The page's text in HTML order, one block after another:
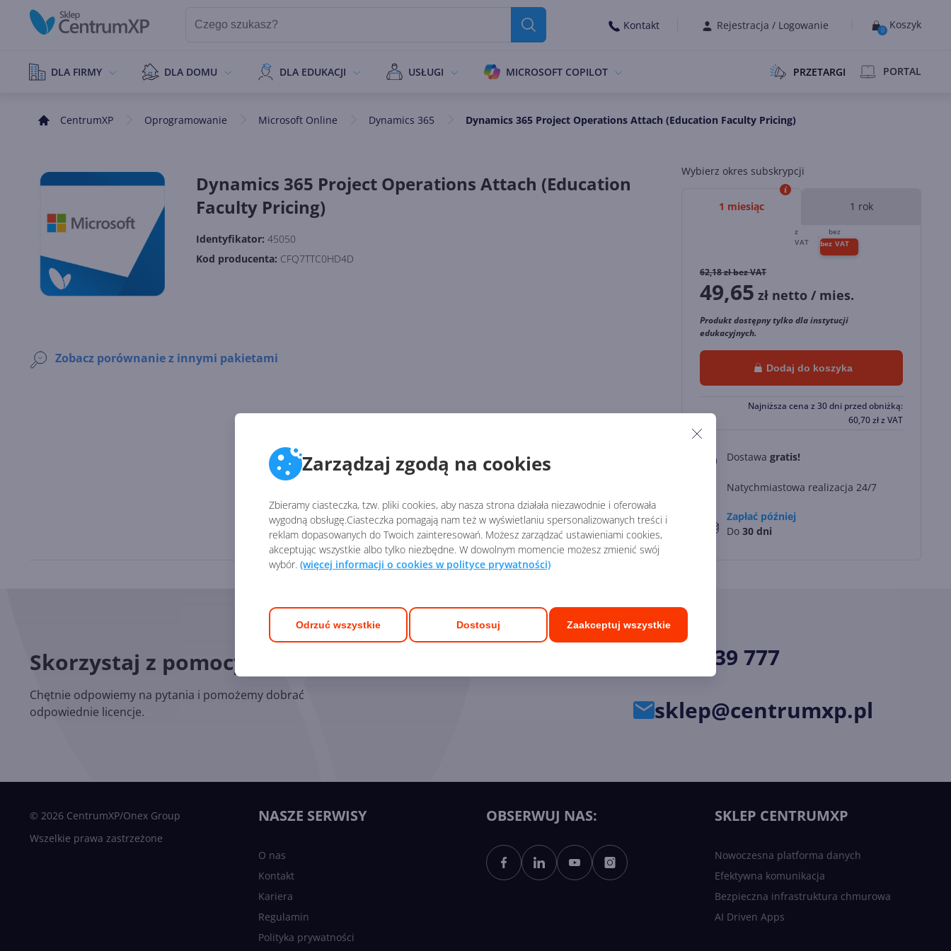
Zarządzaj zgodą na cookies
Zbieramy ciasteczka, tzw. pliki cookies, aby nasza strona działała niezawodnie i oferowała
wygodną obsługę.Ciasteczka pomagają nam też w wyświetlaniu spersonalizowanych treści i
reklam dopasowanych do Twoich zainteresowań. Możesz zarządzać ustawieniami cookies,
akceptując wszystkie albo tylko niezbędne. W dowolnym momencie możesz zmienić swój
wybór. (więcej informacji o cookies w polityce prywatności)
Odrzuć wszystkie Dostosuj Zaakceptuj wszystkie
Kontakt Rejestracja / Logowanie 0 Koszyk
DLA FIRMY DLA DOMU DLA EDUKACJI USŁUGI MICROSOFT COPILOT PRZETARGI PORTAL
CentrumXP Oprogramowanie Microsoft Online Dynamics 365 Dynamics 365 Project Operations Attach (Education Faculty Pricing)
Dynamics 365 Project Operations Attach (Education
Faculty Pricing)
Wybierz okres subskrypcji
1 miesiąc 1 rok
62,18zł bez VAT
49,65 zł netto / mies.
Produkt dostępny tylko dla instytucji
edukacyjnych.
Dodaj do koszyka
Najniższa cena z 30 dni przed obniżką:
60,70złz VAT
Dostawa gratis!
Natychmiastowa realizacja 24/7
Zapłać później
Do 30 dni
Identyfikator: 45050
Kod producenta: CFQ7TTC0HD4D
Zobacz porównanie z innymi pakietami
Skorzystaj z pomocy naszych Ekspertów
Chętnie odpowiemy na pytania i pomożemy dobrać
odpowiednie licencje.
34 33 39 777
sklep@centrumxp.pl
© 2026 CentrumXP/Onex Group
Wszelkie prawa zastrzeżone
NASZE SERWISY
O nas
Kontakt
Kariera
Regulamin
Polityka prywatności
OBSERWUJ NAS: SKLEP CENTRUMXP
Nowoczesna platforma danych
Efektywna komunikacja
Bezpieczna infrastruktura chmurowa
AI Driven Apps